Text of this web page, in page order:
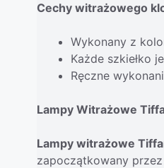
Cechy witrażowego
Wykonany z
Każde szkiełko
Ręczne
Lampy Witrażowe
Lampy witrażowe
zapoczątkowany